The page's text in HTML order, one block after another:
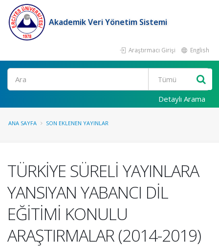
Akademik Veri Yönetim Sistemi
Araştırmacı Girişi English
Ara
Detaylı Arama
ANA SAYFA SON EKLENEN YAYINLAR
TÜRKİYE SÜRELİ YAYINLARA
YANSIYAN YABANCI DİL
EĞİTİMİ KONULU
ARAŞTIRMALAR (2014-2019)